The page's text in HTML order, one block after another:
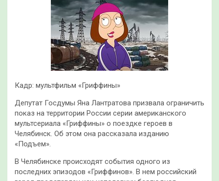
Кадр: мультфильм «Гриффины»
Депутат Госдумы Яна Лантратова призвала ограничить
показ на территории России серии американского
мультсериала «Гриффины» о поездке героев в
Челябинск. Об этом она рассказала изданию
«Подъем».
В Челябинске происходят события одного из
последних эпизодов «Гриффинов». В нем российский